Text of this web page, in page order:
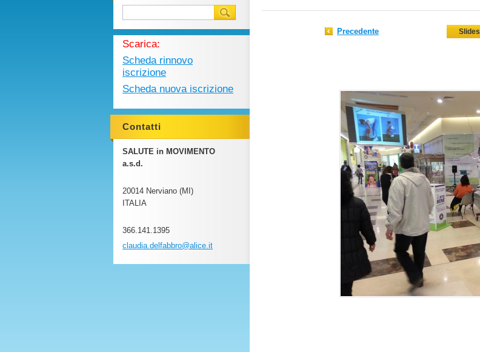
Precedente
Scarica:
Scheda rinnovo
iscrizione
Scheda nuova iscrizione
Contatti
SALUTE in MOVIMENTO
a.s.d.
20014 Nerviano (MI)
ITALIA
366.141.1395
claudia.delfabbro@alice.it